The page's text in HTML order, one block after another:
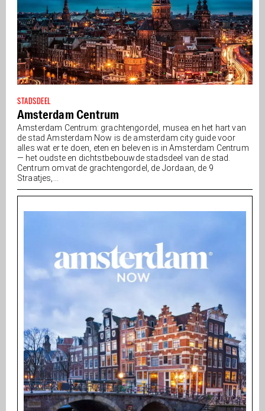
STADSDEEL
Amsterdam Centrum
Amsterdam Centrum: grachtengordel, musea en het hart van
de stad Amsterdam Now is de amsterdam city guide voor
alles wat er te doen, eten en beleven is in Amsterdam Centrum
— het oudste en dichtstbebouwde stadsdeel van de stad.
Centrum omvat de grachtengordel, de Jordaan, de 9
Straatjes,...